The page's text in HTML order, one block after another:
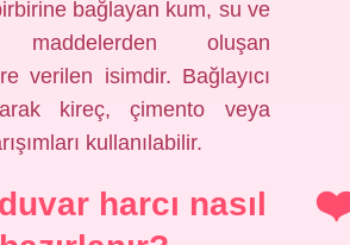
bağlayan kum, su ve
maddelerden oluşan
verilen isimdir. Bağlayıcı
kireç, çimento veya
kullanılabilir.
harcı nasıl